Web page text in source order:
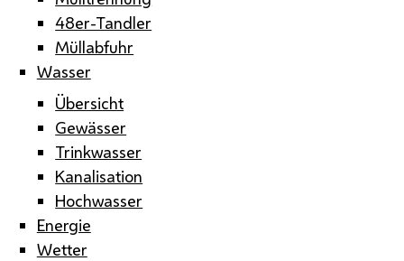
48er-Tandler
Müllabfuhr
Wasser
Übersicht
Gewässer
Trinkwasser
Kanalisation
Hochwasser
Energie
Wetter